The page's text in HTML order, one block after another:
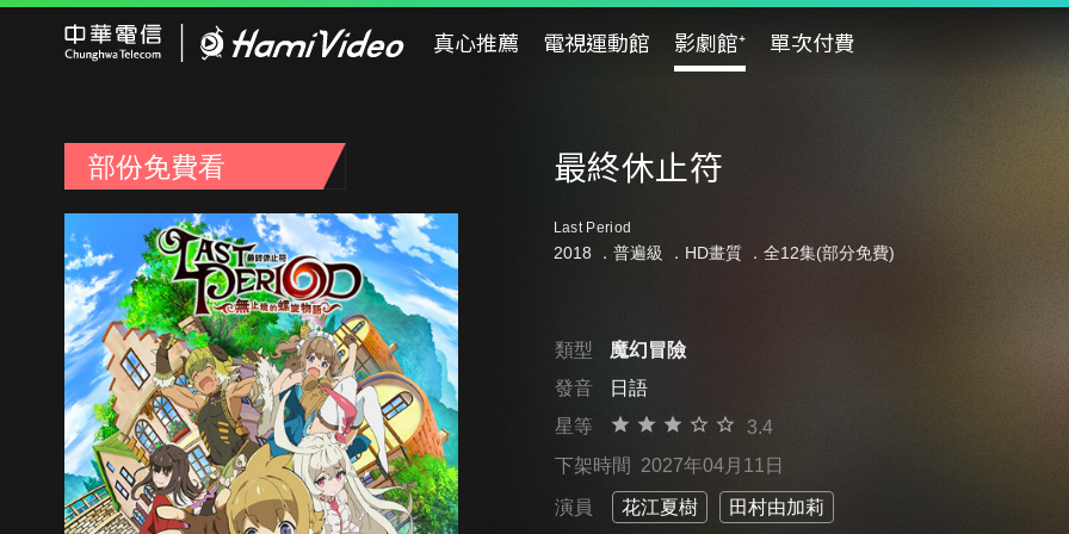
真心推薦 電視運動館 影劇館⁺ 單次付費
部份免費看 最終休止符
Last Period
2018 ． 普遍級 ．HD畫質 ．全12集(部分免費)
類型
魔幻冒險
發音
日語
星等
3.4
下架時間 2027年04月11日
演員 花江夏樹 田村由加莉